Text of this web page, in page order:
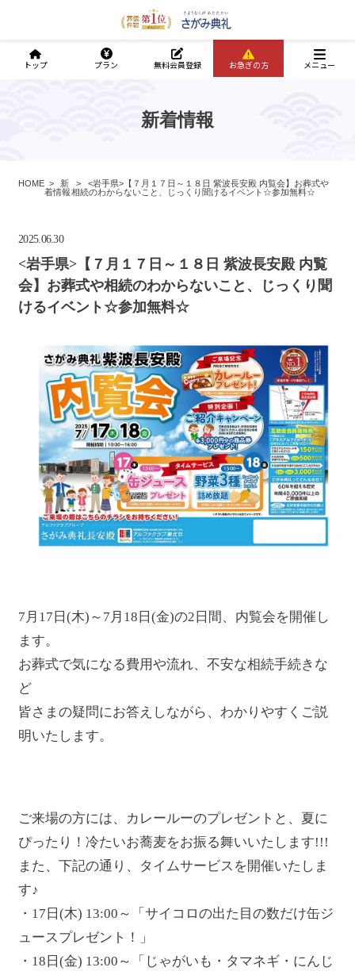
新着情報
HOME
新
着情報
<岩手県>【７月１７日～１８日 紫波長安殿 内覧会】お葬式や
相続のわからないこと、じっくり聞けるイベント☆参加無料☆
2025.06.30
<岩手県>【７月１７日～１８日 紫波長安殿 内覧
会】お葬式や相続のわからないこと、じっくり聞
けるイベント☆参加無料☆
7月17日(木)～7月18日(金)の2日間、内覧会を開催し
ます。
お葬式で気になる費用や流れ、不安な相続手続きな
ど
皆さまの疑問にお答えしながら、わかりやすくご説
明いたします。
ご来場の方には、カレールーのプレゼントと、夏に
ぴったり！冷たいお蕎麦をお振る舞いいたします!!!
また、下記の通り、タイムサービスを開催いたしま
す♪
・17日(木) 13:00～「サイコロの出た目の数だけ缶ジ
ュースプレゼント！」
・18日(金) 13:00～「じゃがいも・タマネギ・にんじ
トップ プラン 無料会員登録 お急ぎの方 メニュー